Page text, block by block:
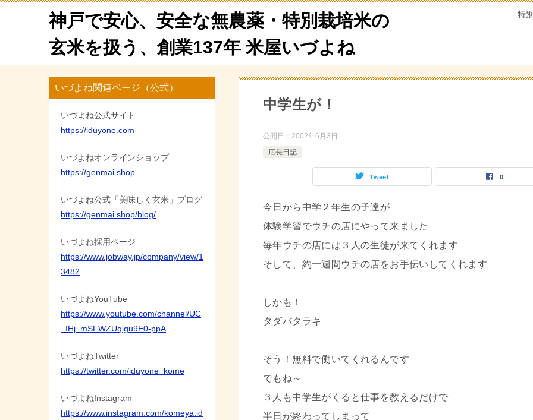
神戸で安心、安全な無農薬・特別栽培米の
玄米を扱う、創業137年 米屋いづよね
特
中学生が！
公開日： 2002年6月3日
店長日記
Tweet 0
今日から中学２年生の子達が
体験学習でウチの店にやって来ました
毎年ウチの店には３人の生徒が来てくれます
そして、約一週間ウチの店をお手伝いしてくれます
しかも！
タダバタラキ
そう！無料で働いてくれるんです
でもね～
３人も中学生がくると仕事を教えるだけで
半日が終わってしまって
いづよね関連ページ（公式）
いづよね公式サイト
https://iduyone.com
いづよねオンラインショップ
https://genmai.shop
いづよね公式「美味しく玄米」ブログ
https://genmai.shop/blog/
いづよね採用ページ
https://www.jobway.jp/company/view/1
3482
いづよねYouTube
https://www.youtube.com/channel/UC
_IHj_mSFWZUqigu9E0-ppA
いづよねTwitter
https://twitter.com/iduyone_kome
いづよねInstagram
https://www.instagram.com/komeya.id